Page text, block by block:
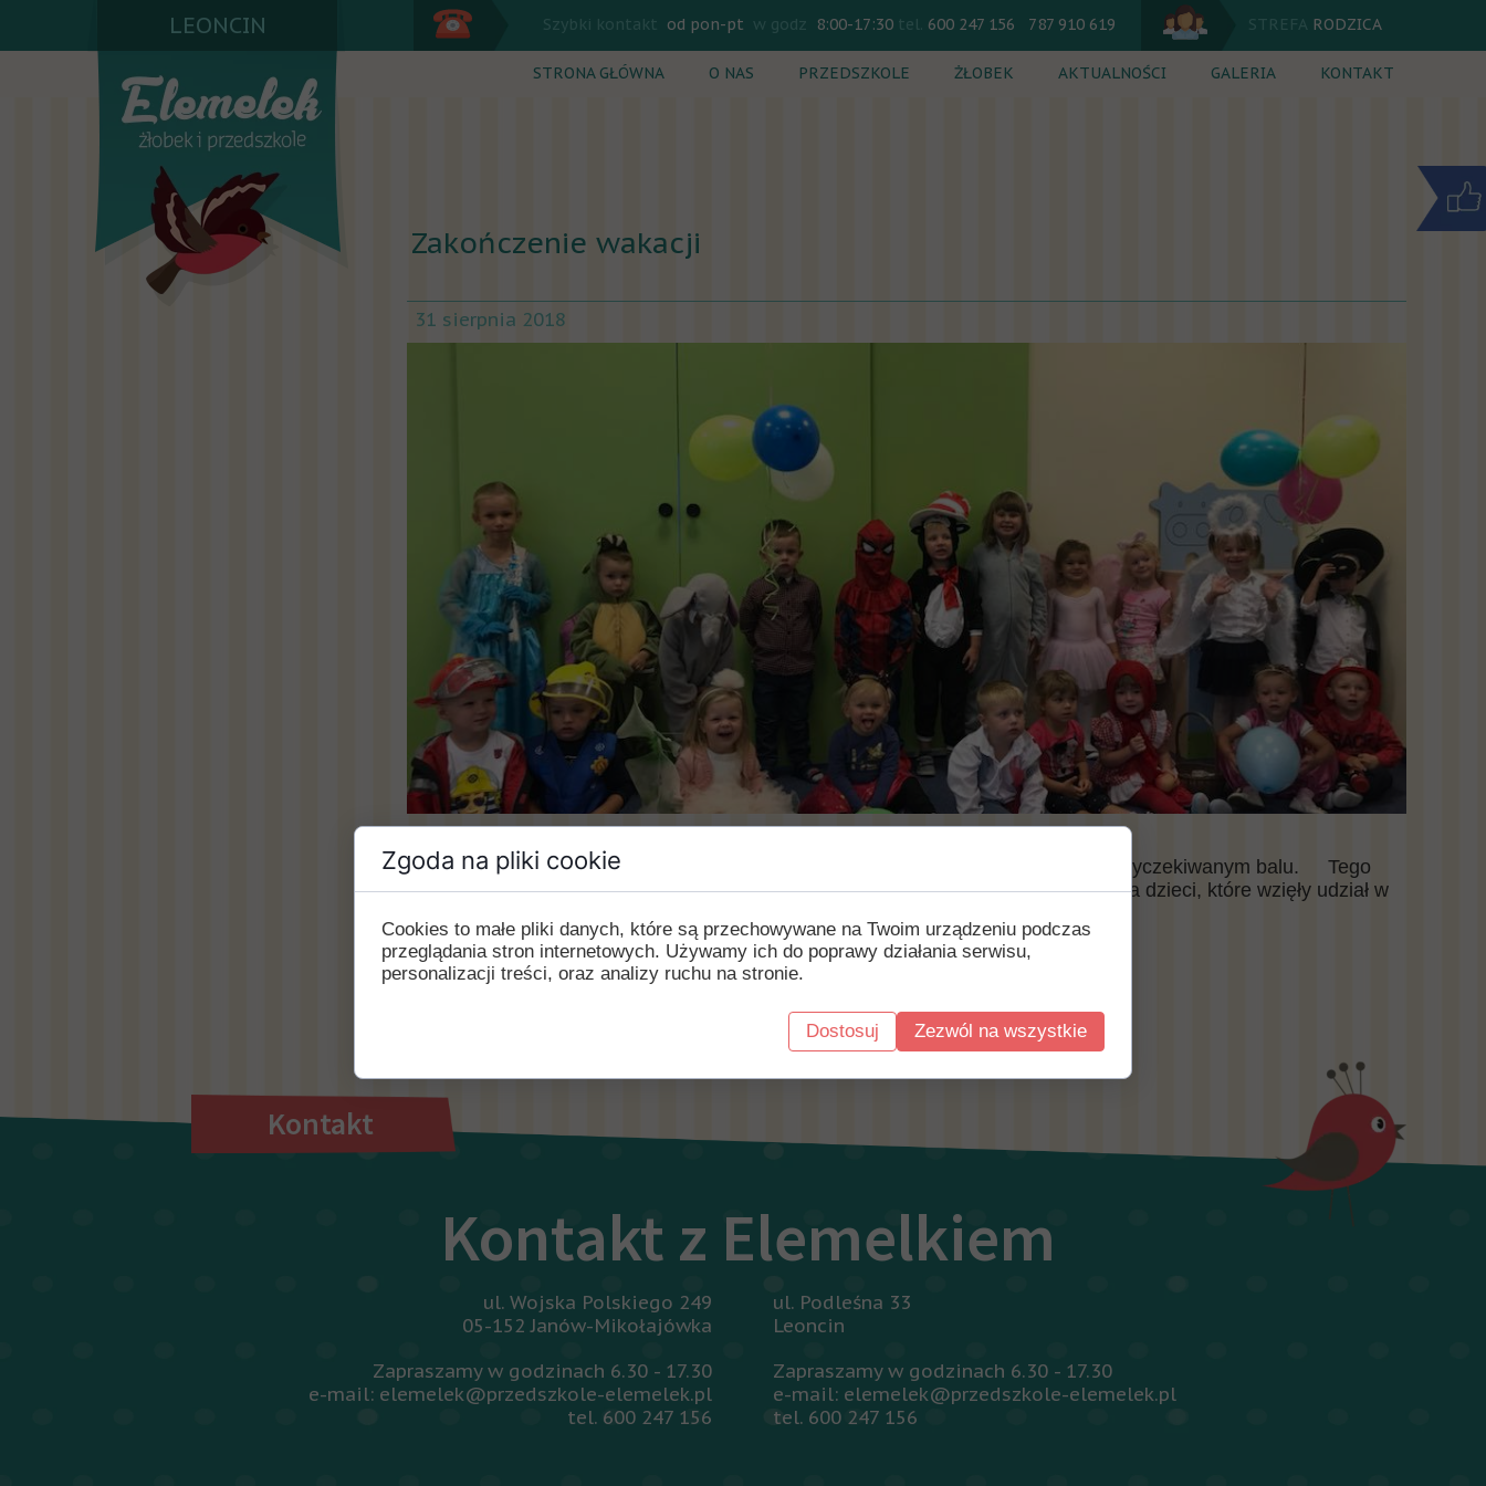
Kontakt
ul. Podleśna 33
Leoncin
Zapraszamy w godzinach 6.30 - 17.30
e-mail: elemelek@przedszkole-elemelek.pl
tel. 600 247 156
ul. Wojska Polskiego 249
05-152 Janów-Mikołajówka
Zapraszamy w godzinach 6.30 - 17.30
e-mail: elemelek@przedszkole-elemelek.pl
tel. 600 247 156
Kontakt z Elemelkiem
LEONCIN STREFA RODZICA
STRONA GŁÓWNA O NAS PRZEDSZKOLE ŻŁOBEK AKTUALNOŚCI GALERIA KONTAKT
Szybki kontakt od pon-pt w godz 8:00-17:30 tel. 600 247 156 787 910 619
31 sierpnia 2018
Na zakończenie naszej podróży po bajkowym świecie, dzieci brały udział długo wyczekiwanym balu.
Tego
dnia został również rozstrzygnięty konkurs plastyczny.
Serdeczne gratulacje dla dzieci, które wzięły udział w
Zakończenie wakacji
Zgoda na pliki cookie
Cookies to małe pliki danych, które są przechowywane na Twoim urządzeniu podczas
przeglądania stron internetowych. Używamy ich do poprawy działania serwisu,
personalizacji treści, oraz analizy ruchu na stronie.
Dostosuj Zezwól na wszystkie